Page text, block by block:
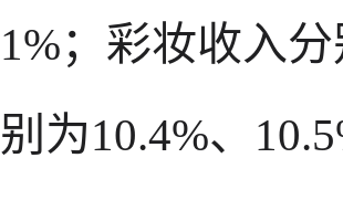
1%；彩妆收入
别为10.4%、